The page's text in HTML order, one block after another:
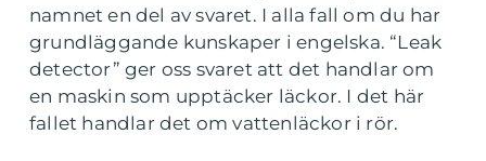
namnet en del av svaret. I alla fall om du har
grundläggande kunskaper i engelska. “Leak
detector” ger oss svaret att det handlar om
en maskin som upptäcker läckor. I det här
fallet handlar det om vattenläckor i rör.